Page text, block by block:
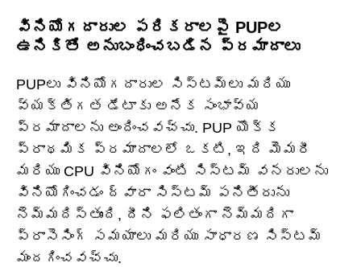
వినియోగదారుల పరికరాలపై PUPల
ఉనికితో అనుబంధించబడిన ప్రమాదాలు
PUPలు వినియోగదారుల సిస్టమ్‌లు మరియు
వ్యక్తిగత డేటాకు అనేక సంభావ్య
ప్రమాదాలను అందించవచ్చు. PUP యొక్క
ప్రాథమిక ప్రమాదాలలో ఒకటి, ఇది మెమరీ
మరియు CPU వినియోగం వంటి సిస్టమ్ వనరులను
వినియోగించడం ద్వారా సిస్టమ్ పనితీరును
నెమ్మదిస్తుంది, దీని ఫలితంగా నెమ్మదిగా
ప్రాసెసింగ్ సమయాలు మరియు సాధారణ సిస్టమ్
మందగించవచ్చు.